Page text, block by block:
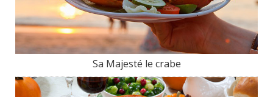
Sa Majesté le crabe